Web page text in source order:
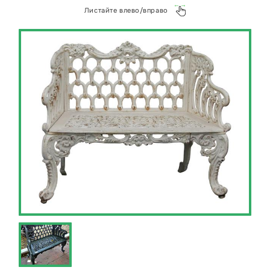
необходимый элемент, деталь или фигуру. В
и режим работы лазера. Лазерная резка меди
на Wattsan 1530A, 3000 Вт обеспечивает
высочайшую точность. Эта точность важна,
когда есть строгие требования заказчика под
допуском при производстве деталей. Поскольку
металлические элементы используются в
самых разных отраслях строительства,
медицинских технология или аэрокосмических
промышленностей, то к лазерной резке меди
предъявляются самые высокие требования.
Решающим фактором для заказа лазерной
резке является безупречная обработка меди,
отсутствие заусениц, низкая шероховатость
среза, а также скорость резки металла и
широкий диапазон толщины металла. Точная
обработка деталей по заданным параметрам
Листайте влево/вправо